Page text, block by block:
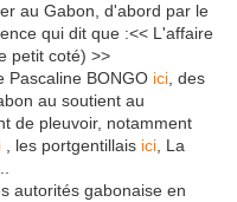
au Gabon, d'abord par le
qui dit que :<< L'affaire
petit coté) >>
Pascaline BONGO ici , des
au soutient au
de pleuvoir, notamment
, les portgentillais ici , La
autorités gabonaise en